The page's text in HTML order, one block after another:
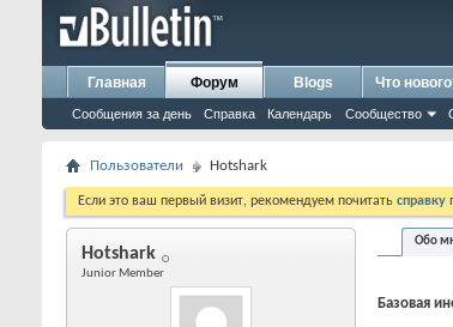
Главная Форум
Сообщения за день Справка Календарь Сообщество
Blogs Что
Пользователи Hotshark
Если это ваш первый визит, рекомендуем почитать справку
Hotshark
Junior Member
Обо
Базовая